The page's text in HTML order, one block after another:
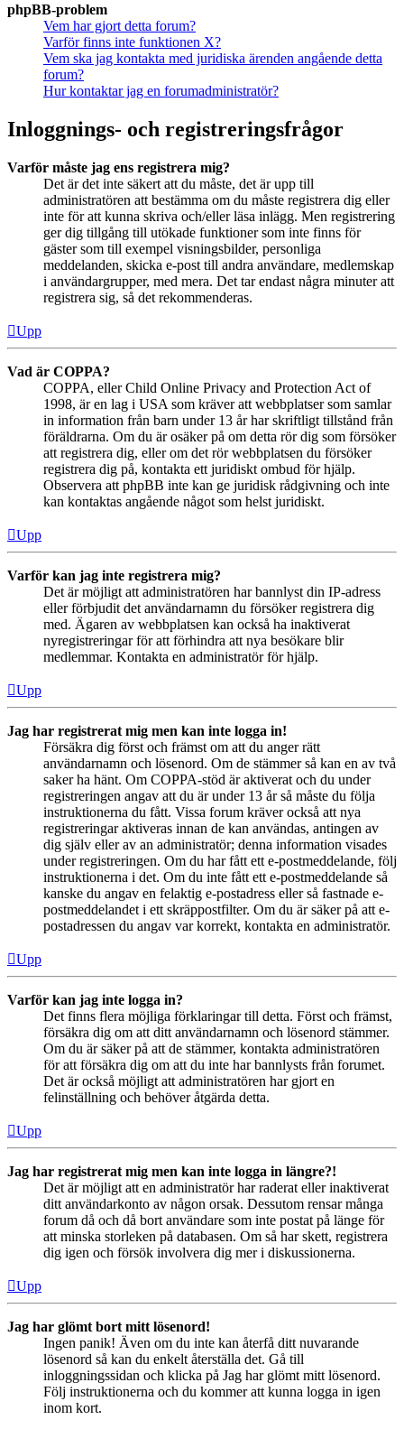
phpBB-problem
Vem har gjort detta forum?
Varför finns inte funktionen X?
Vem ska jag kontakta med juridiska ärenden angående detta
forum?
Hur kontaktar jag en forumadministratör?
Inloggnings- och registreringsfrågor
Varför måste jag ens registrera mig?
Det är det inte säkert att du måste, det är upp till
administratören att bestämma om du måste registrera dig eller
inte för att kunna skriva och/eller läsa inlägg. Men registrering
ger dig tillgång till utökade funktioner som inte finns för
gäster som till exempel visningsbilder, personliga
meddelanden, skicka e-post till andra användare, medlemskap
i användargrupper, med mera. Det tar endast några minuter att
registrera sig, så det rekommenderas.
Upp
Vad är COPPA?
COPPA, eller Child Online Privacy and Protection Act of
1998, är en lag i USA som kräver att webbplatser som samlar
in information från barn under 13 år har skriftligt tillstånd från
föräldrarna. Om du är osäker på om detta rör dig som försöker
att registrera dig, eller om det rör webbplatsen du försöker
registrera dig på, kontakta ett juridiskt ombud för hjälp.
Observera att phpBB inte kan ge juridisk rådgivning och inte
kan kontaktas angående något som helst juridiskt.
Upp
Varför kan jag inte registrera mig?
Det är möjligt att administratören har bannlyst din IP-adress
eller förbjudit det användarnamn du försöker registrera dig
med. Ägaren av webbplatsen kan också ha inaktiverat
nyregistreringar för att förhindra att nya besökare blir
medlemmar. Kontakta en administratör för hjälp.
Upp
Jag har registrerat mig men kan inte logga in!
Försäkra dig först och främst om att du anger rätt
användarnamn och lösenord. Om de stämmer så kan en av två
saker ha hänt. Om COPPA-stöd är aktiverat och du under
registreringen angav att du är under 13 år så måste du följa
instruktionerna du fått. Vissa forum kräver också att nya
registreringar aktiveras innan de kan användas, antingen av
dig själv eller av an administratör; denna information visades
under registreringen. Om du har fått ett e-postmeddelande, följ
instruktionerna i det. Om du inte fått ett e-postmeddelande så
kanske du angav en felaktig e-postadress eller så fastnade e-
postmeddelandet i ett skräppostfilter. Om du är säker på att e-
postadressen du angav var korrekt, kontakta en administratör.
Upp
Varför kan jag inte logga in?
Det finns flera möjliga förklaringar till detta. Först och främst,
försäkra dig om att ditt användarnamn och lösenord stämmer.
Om du är säker på att de stämmer, kontakta administratören
för att försäkra dig om att du inte har bannlysts från forumet.
Det är också möjligt att administratören har gjort en
felinställning och behöver åtgärda detta.
Upp
Jag har registrerat mig men kan inte logga in längre?!
Det är möjligt att en administratör har raderat eller inaktiverat
ditt användarkonto av någon orsak. Dessutom rensar många
forum då och då bort användare som inte postat på länge för
att minska storleken på databasen. Om så har skett, registrera
dig igen och försök involvera dig mer i diskussionerna.
Upp
Jag har glömt bort mitt lösenord!
Ingen panik! Även om du inte kan återfå ditt nuvarande
lösenord så kan du enkelt återställa det. Gå till
inloggningssidan och klicka på Jag har glömt mitt lösenord.
Följ instruktionerna och du kommer att kunna logga in igen
inom kort.